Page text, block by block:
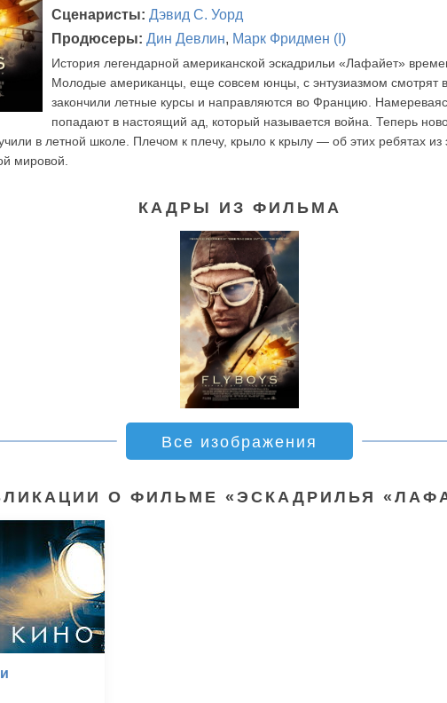
Сценаристы: Дэвид С. Уорд
Продюсеры: Дин Девлин, Марк Фридмен (I)
История легендарной американской эскадрильи «Лафайет»
Молодые американцы, еще совсем юнцы, с энтузиазмом смотрят
закончили летные курсы и направляются во Францию.
попадают в настоящий ад, который называется война. Теперь
в летной школе. Плечом к плечу, крыло к крылу — об этих ребятах
мировой.
КАДРЫ ИЗ ФИЛЬМА
Все изображения
О ФИЛЬМЕ «ЭСКАДРИЛЬЯ